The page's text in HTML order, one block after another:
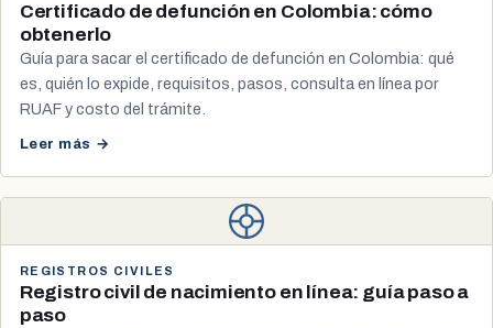
Certificado de defunción en Colombia: cómo
obtenerlo
Guía para sacar el certificado de defunción en Colombia: qué
es, quién lo expide, requisitos, pasos, consulta en línea por
RUAF y costo del trámite.
Leer más →
REGISTROS CIVILES
Registro civil de nacimiento en línea: guía paso a
paso